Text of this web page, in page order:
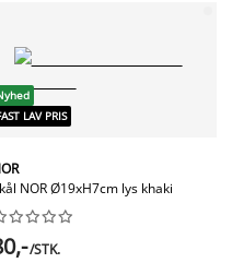
LAV PRIS
NOR Ø19xH7cm lys khaki





/STK.